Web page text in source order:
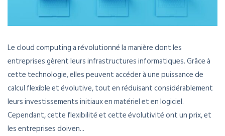
Le cloud computing a révolutionné la manière dont les
entreprises gèrent leurs infrastructures informatiques. Grâce à
cette technologie, elles peuvent accéder à une puissance de
calcul flexible et évolutive, tout en réduisant considérablement
leurs investissements initiaux en matériel et en logiciel.
Cependant, cette flexibilité et cette évolutivité ont un prix, et
les entreprises doiven...